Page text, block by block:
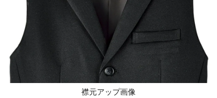
襟元アップ画像